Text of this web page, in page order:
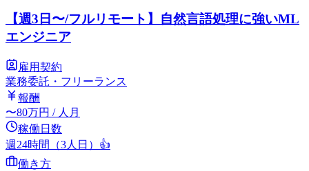
【週3日〜/フルリモート】自然言語処理に強いML
エンジニア
雇用契約
業務委託・フリーランス
報酬
〜80万円 / 人月
稼働日数
週24時間（3人日） 👍
働き方